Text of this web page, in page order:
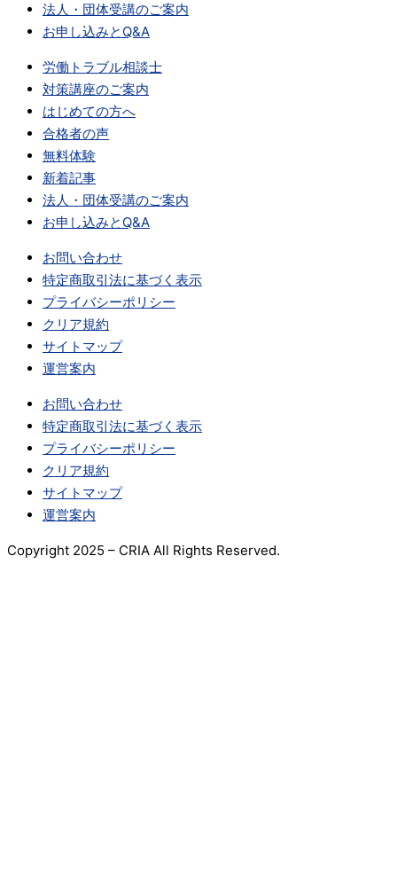
法人・団体受講のご案内
お申し込みとQ&A
労働トラブル相談士
対策講座のご案内
はじめての方へ
合格者の声
無料体験
新着記事
法人・団体受講のご案内
お申し込みとQ&A
お問い合わせ
特定商取引法に基づく表示
プライバシーポリシー
クリア規約
サイトマップ
運営案内
お問い合わせ
特定商取引法に基づく表示
プライバシーポリシー
クリア規約
サイトマップ
運営案内
Copyright 2025 – CRIA All Rights Reserved.